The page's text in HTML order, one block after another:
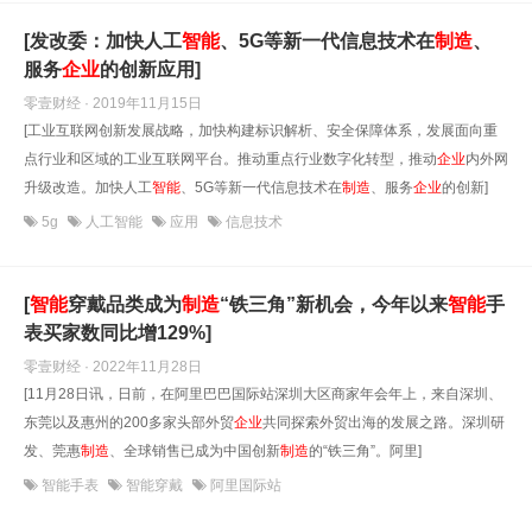
[发改委：加快人工智能、5G等新一代信息技术在制造、
服务企业的创新应用]
零壹财经 · 2019年11月15日
[工业互联网创新发展战略，加快构建标识解析、安全保障体系，发展面向重
点行业和区域的工业互联网平台。推动重点行业数字化转型，推动企业内外网
升级改造。加快人工智能、5G等新一代信息技术在制造、服务企业的创新]
5g 人工智能 应用 信息技术
[智能穿戴品类成为制造“铁三角”新机会，今年以来智能手
表买家数同比增129%]
零壹财经 · 2022年11月28日
[11月28日讯，日前，在阿里巴巴国际站深圳大区商家年会年上，来自深圳、
东莞以及惠州的200多家头部外贸企业共同探索外贸出海的发展之路。深圳研
发、莞惠制造、全球销售已成为中国创新制造的“铁三角”。阿里]
智能手表 智能穿戴 阿里国际站